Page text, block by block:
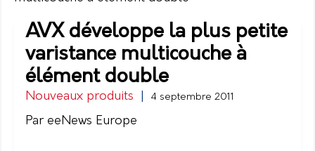
AVX développe la plus petite
varistance multicouche à
élément double
Nouveaux produits 4 septembre 2011
Par eeNews Europe